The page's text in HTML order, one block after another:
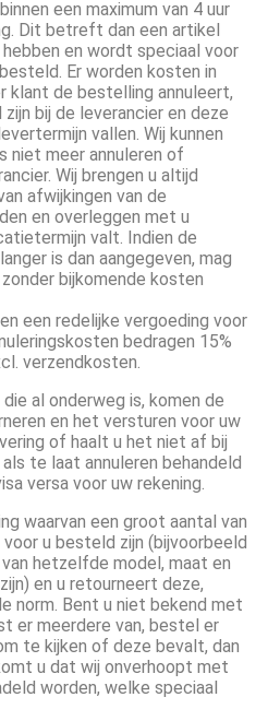
een maximum van 4 uur
Dit betreft dan een artikel
en wordt speciaal voor
Er worden kosten in
klant de bestelling annuleert,
bij de leverancier en deze
vallen. Wij kunnen
niet meer annuleren of
Wij brengen u altijd
afwijkingen van de
en overleggen met u
valt. Indien de
is dan aangegeven, mag
bijkomende kosten
een redelijke vergoeding voor
bedragen 15%
verzendkosten.
al onderweg is, komen de
en het versturen voor uw
of haalt u het niet af bij
te laat annuleren behandeld
versa voor uw rekening.
waarvan een groot aantal van
u besteld zijn (bijvoorbeeld
hetzelfde model, maat en
en u retourneert deze,
norm. Bent u niet bekend met
er meerdere van, bestel er
te kijken of deze bevalt, dan
u dat wij onverhoopt met
worden, welke speciaal